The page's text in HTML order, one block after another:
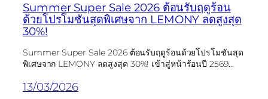
Summer Super Sale 2026 ต้อนรับฤดูร้อน
ด้วยโปรโมชันสุดพิเศษจาก LEMONY ลดสูงสุด
30%!
Summer Super Sale 2026 ต้อนรับฤดูร้อนด้วยโปรโมชันสุด
พิเศษจาก LEMONY ลดสูงสุด 30%! เข้าสู่หน้าร้อนปี 2569…
13/03/2026